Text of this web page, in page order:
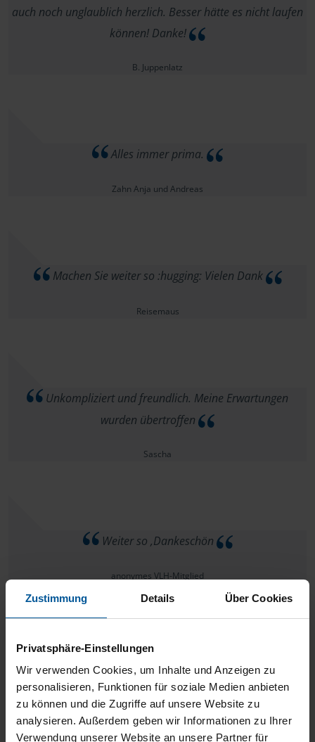
Zustimmung Details Über Cookies
Privatsphäre-Einstellungen
Wir verwenden Cookies, um Inhalte und Anzeigen zu
personalisieren, Funktionen für soziale Medien anbieten
zu können und die Zugriffe auf unsere Website zu
analysieren. Außerdem geben wir Informationen zu Ihrer
Verwendung unserer Website an unsere Partner für
auch noch unglaublich herzlich. Besser hätte es nicht laufen
können! Danke!
B. Juppenlatz
Alles immer prima.
Zahn Anja und Andreas
Machen Sie weiter so :hugging: Vielen Dank
Reisemaus
Unkompliziert und freundlich. Meine Erwartungen
wurden übertroffen
Sascha
Weiter so ,Dankeschön
anonymes VLH-Mitglied
Bin sehr zufrieden
anonymes VLH-Mitglied